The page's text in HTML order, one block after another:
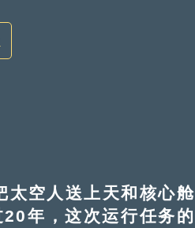
空人送上天和核心舱
年，这次运行任务的